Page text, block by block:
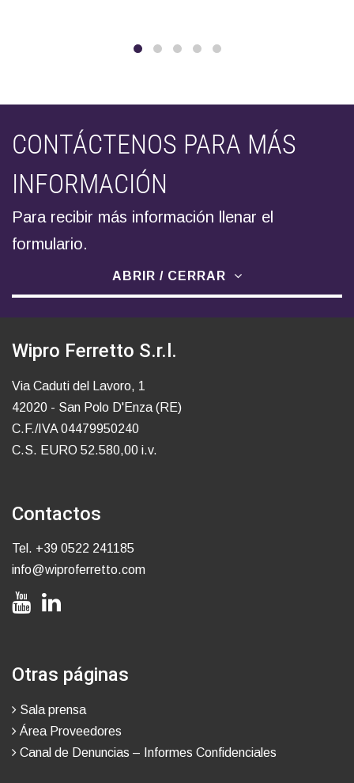
CONTÁCTENOS PARA MÁS
INFORMACIÓN
Para recibir más información llenar el
formulario.
ABRIR / CERRAR
Wipro Ferretto S.r.l.
Via Caduti del Lavoro, 1
42020 - San Polo D'Enza (RE)
C.F./IVA 04479950240
C.S. EURO 52.580,00 i.v.
Contactos
Tel. +39 0522 241185
info@wiproferretto.com
Otras páginas
Sala prensa
Área Proveedores
Canal de Denuncias – Informes Confidenciales